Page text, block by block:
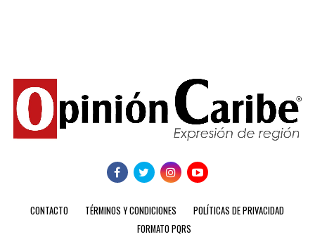
CONTACTO TÉRMINOS Y CONDICIONES
POLÍTICAS DE PRIVACIDAD
FORMATO PQRS